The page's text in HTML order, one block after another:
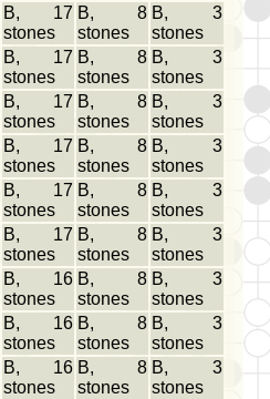
B, 17
stones
B, 8
stones
B, 3
stones
B, 17
stones
B, 8
stones
B, 3
stones
B, 17
stones
B, 8
stones
B, 3
stones
B, 17
stones
B, 8
stones
B, 3
stones
B, 17
stones
B, 8
stones
B, 3
stones
B, 17
stones
B, 8
stones
B, 3
stones
B, 16
stones
B, 8
stones
B, 3
stones
B, 16
stones
B, 8
stones
B, 3
stones
B, 16
stones
B, 8
stones
B, 3
stones